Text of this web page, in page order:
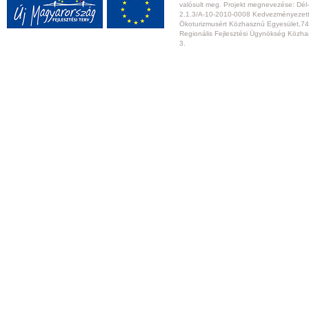
valósult meg. Projekt megnevezése:
2.1.3/A-10-2010-0008
Ökoturizmusért Közhasznú
Regionális Fejlesztési Ügynökség
3.